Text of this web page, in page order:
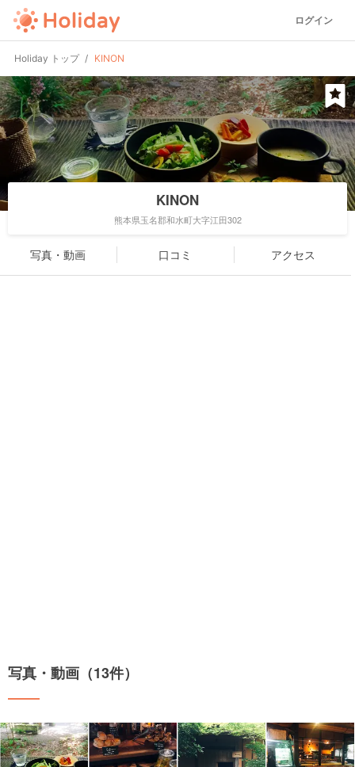
ログイン
Holiday トップ KINON
KINON
熊本県玉名郡和水町大字江田302
写真・動画 口コミ アクセス
写真・動画（13件）